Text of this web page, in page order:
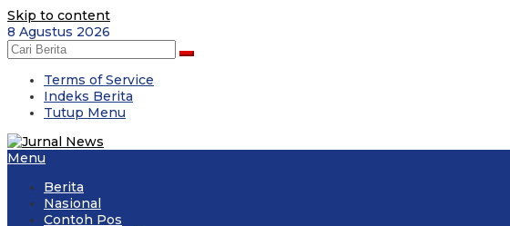
Skip to content
8 Agustus 2026
Terms of Service
Indeks Berita
Tutup Menu
Menu
Berita
Nasional
Contoh Pos